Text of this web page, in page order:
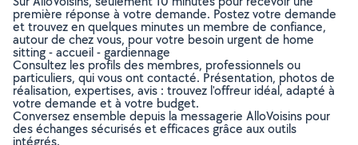
première réponse à votre demande. Postez votre demande
et trouvez en quelques minutes un membre de confiance,
autour de chez vous, pour votre besoin urgent de home
sitting - accueil - gardiennage
Consultez les profils des membres, professionnels ou
particuliers, qui vous ont contacté. Présentation, photos de
réalisation, expertises, avis : trouvez l'offreur idéal, adapté à
votre demande et à votre budget.
Conversez ensemble depuis la messagerie AlloVoisins pour
des échanges sécurisés et efficaces grâce aux outils
intégrés.